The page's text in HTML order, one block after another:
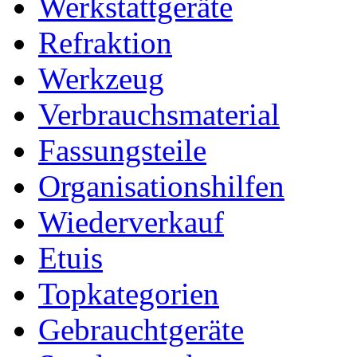
Refraktion
Werkzeug
Verbrauchsmaterial
Fassungsteile
Organisationshilfen
Wiederverkauf
Etuis
Topkategorien
Gebrauchtgeräte